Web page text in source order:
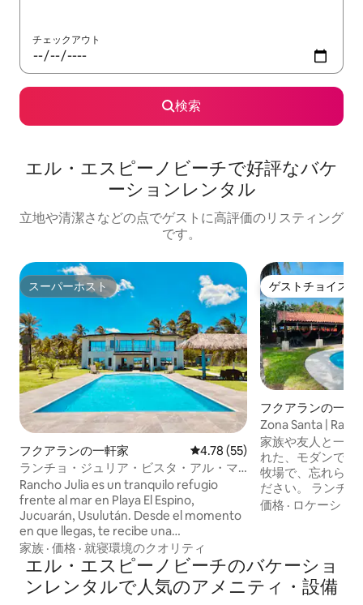
チェックアウト
検索
エル・エスピーノビーチで好評なバケ
ーションレンタル
立地や清潔さなどの点でゲストに高評価のリスティング
です。
スーパーホスト
スーパーホスト
フクアランの一軒家 レビュー55件、5つ星中4.78つ
4.78 (55)
ランチョ・ジュリア・ビスタ・アル・マ
ール、エル・エスピノ・ビーチ
Rancho Julia es un tranquilo refugio
frente al mar en Playa El Espino,
Jucuarán, Usulután. Desde el momento
en que llegas, te recibe una
impresionante vista al océano y la suave
brisa marina. La casa está diseñada para
el descanso y la conexión con la
naturaleza, con amplios espacios para
家族 · 価格 · 就寝環境のクオリティ
ゲストチョイス
ゲストチョイス
フクアランの一軒
Zona Santa |
ートプール
家族や友人と一緒
れた、モダンでプ
牧場で、忘れられ
ださい。 ランチョ・サンタ・フェでは、
完全なプライバシ
いただけます。 エルサルバドルで最も美
しいビーチの1つ
ス・デル・エス
価格 · ロケーショ
エル・エスピーノビーチのバケーショ
ンレンタルで人気のアメニティ・設備